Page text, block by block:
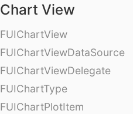
Chart View
FUIChartView
FUIChartViewDataSource
FUIChartViewDelegate
FUIChartType
FUIChartPlotItem